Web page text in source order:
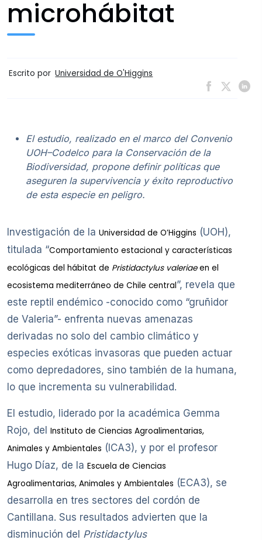
microhábitat
Escrito por Universidad de O'Higgins
El estudio, realizado en el marco del Convenio
UOH–Codelco para la Conservación de la
Biodiversidad, propone definir políticas que
aseguren la supervivencia y éxito reproductivo
de esta especie en peligro.
Investigación de la Universidad de O’Higgins (UOH),
titulada “Comportamiento estacional y características
ecológicas del hábitat de Pristidactylus valeriaeen el
ecosistema mediterráneo de Chile central”, revela que
este reptil endémico -conocido como “gruñidor
de Valeria”- enfrenta nuevas amenazas
derivadas no solo del cambio climático y
especies exóticas invasoras que pueden actuar
como depredadores, sino también de la humana,
lo que incrementa su vulnerabilidad.
El estudio, liderado por la académica Gemma
Rojo, del Instituto de Ciencias Agroalimentarias,
Animales y Ambientales (ICA3), y por el profesor
Hugo Díaz, de la Escuela de Ciencias
Agroalimentarias, Animales y Ambientales (ECA3), se
desarrolla en tres sectores del cordón de
Cantillana. Sus resultados advierten que la
disminución del Pristidactylus